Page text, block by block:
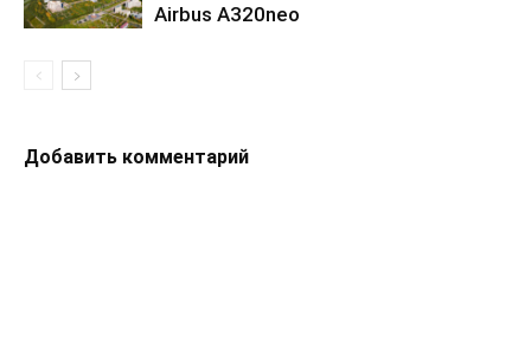
Airbus A320neo
Добавить комментарий